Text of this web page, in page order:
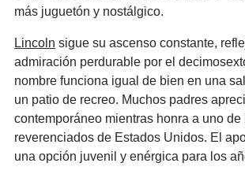
más juguetón y nostálgico.
Lincoln sigue su ascenso constante,
admiración perdurable por el
nombre funciona igual de bien en una
un patio de recreo. Muchos padres
contemporáneo mientras honra a uno
reverenciados de Estados Unidos. El
una opción juvenil y enérgica para los